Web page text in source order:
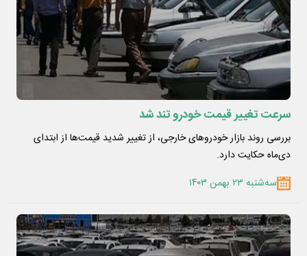
سرعت تغییر قیمت خودرو تند شد
بررسی روند بازار خودروهای خارجی، از تغییر شدید قیمت‌ها از ابتدای
دی‌ماه حکایت دارد.
سه‌شنبه ۲۳ بهمن ۱۴۰۳